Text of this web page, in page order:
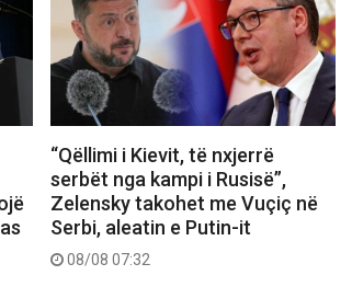
“Qëllimi i Kievit, të nxjerrë
serbët nga kampi i Rusisë”,
Zelensky takohet me Vuçiç në
Serbi, aleatin e Putin-it
08/08 07:32